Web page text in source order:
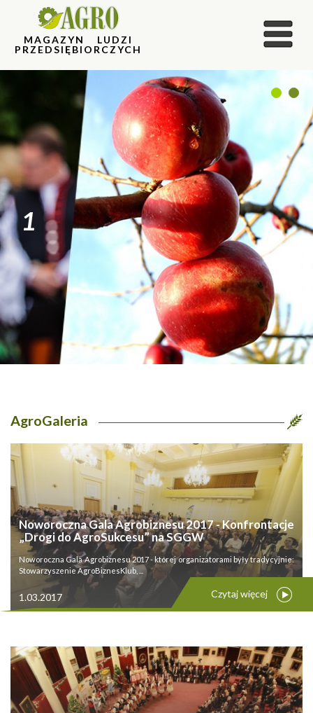
MAGAZYN LUDZI
PRZEDSIĘBIORCZYCH
1
2
1 2
AgroGaleria
Noworoczna Gala Agrobiznesu 2017 - Konfrontacje
„Drogi do AgroSukcesu” na SGGW
Noworoczna Gala Agrobiznesu 2017 - której organizatorami były tradycyjnie:
Stowarzyszenie AgroBiznesKlub, ...
1.03.2017 Czytaj więcej